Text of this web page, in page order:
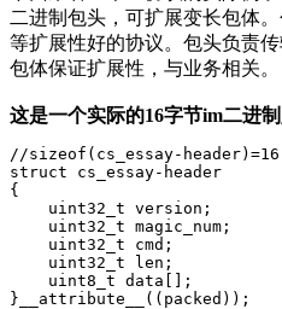
二进制包头，可扩展变长包体
等扩展性好的协议。包头负责
包体保证扩展性，与业务相关。
这是一个实际的16字节im二进制
//sizeof(cs_essay-header)=16
struct cs_essay-header
{
    uint32_t version;
    uint32_t magic_num;
    uint32_t cmd;
    uint32_t len;
    uint8_t data[];
}__attribute__((packed));